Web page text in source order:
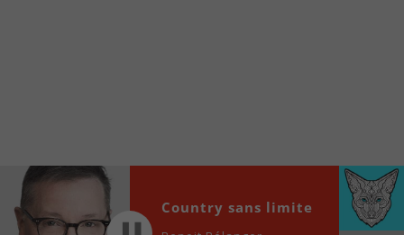
locale vous sont maintenant accessibles en un clic!
Player
00:00
Country sans limite